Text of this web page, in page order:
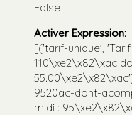
False
Activer Expression:
[('tarif-unique',
110\xe2\x82\xac
9520ac-dont-
midi :